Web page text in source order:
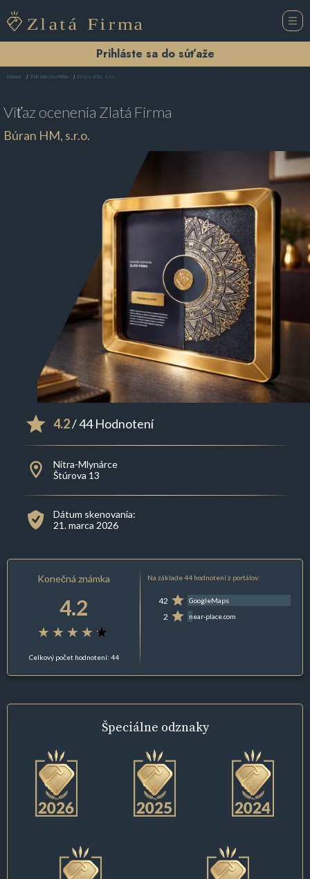
Prihláste sa do súťaže
Domov Železiarstvo Nitra Búran HM, s.r.o.
Víťaz ocenenia Zlatá Firma
Búran HM, s.r.o.
4.2/ 44 Hodnotení
Nitra-Mlynárce
Štúrova 13
Dátum skenovania:
21. marca 2026
Konečná známka
4.2
Celkový počet hodnotení: 44
Na základe 44 hodnotení z portálov:
42 GoogleMaps
2 near-place.com
Špeciálne odznaky